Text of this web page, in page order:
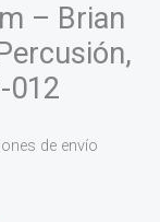
– Brian
012
de envío